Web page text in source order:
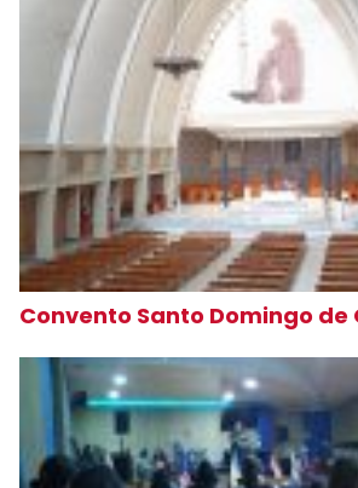
Convento Santo Domingo de